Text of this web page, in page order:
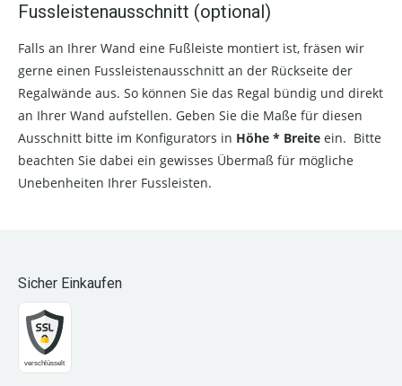
Fussleistenausschnitt (optional)
Falls an Ihrer Wand eine Fußleiste montiert ist, fräsen wir
gerne einen Fussleistenausschnitt an der Rückseite der
Regalwände aus. So können Sie das Regal bündig und direkt
an Ihrer Wand aufstellen. Geben Sie die Maße für diesen
Ausschnitt bitte im Konfigurators in Höhe * Breite ein. Bitte
beachten Sie dabei ein gewisses Übermaß für mögliche
Unebenheiten Ihrer Fussleisten.
Sicher Einkaufen